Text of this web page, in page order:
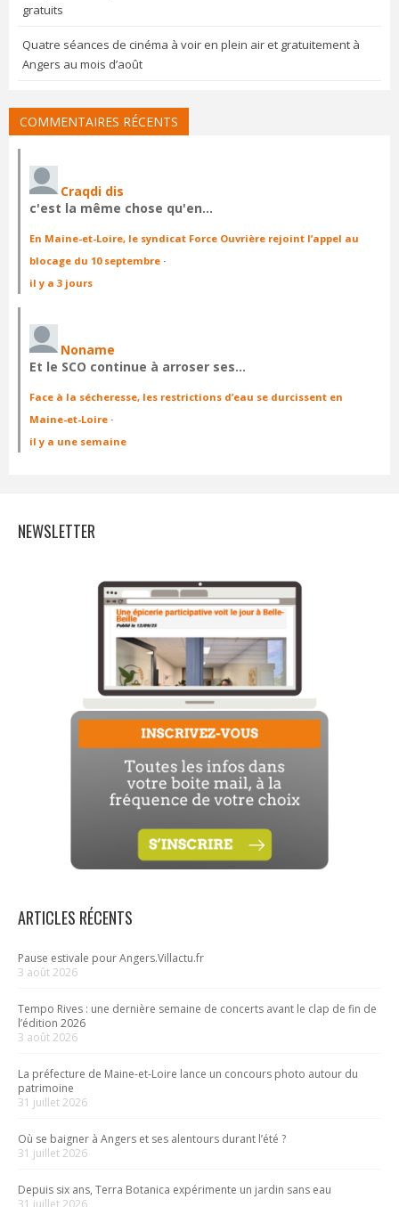
gratuits
Quatre séances de cinéma à voir en plein air et gratuitement à
Angers au mois d’août
COMMENTAIRES RÉCENTS
Craqdi dis
c'est la même chose qu'en…
En Maine-et-Loire, le syndicat Force Ouvrière rejoint l’appel au
blocage du 10 septembre ·
il y a 3 jours
Noname
Et le SCO continue à arroser ses…
Face à la sécheresse, les restrictions d’eau se durcissent en
Maine-et-Loire ·
il y a une semaine
NEWSLETTER
ARTICLES RÉCENTS
Pause estivale pour Angers.Villactu.fr
3 août 2026
Tempo Rives : une dernière semaine de concerts avant le clap de fin de
l’édition 2026
3 août 2026
La préfecture de Maine-et-Loire lance un concours photo autour du
patrimoine
31 juillet 2026
Où se baigner à Angers et ses alentours durant l’été ?
31 juillet 2026
Depuis six ans, Terra Botanica expérimente un jardin sans eau